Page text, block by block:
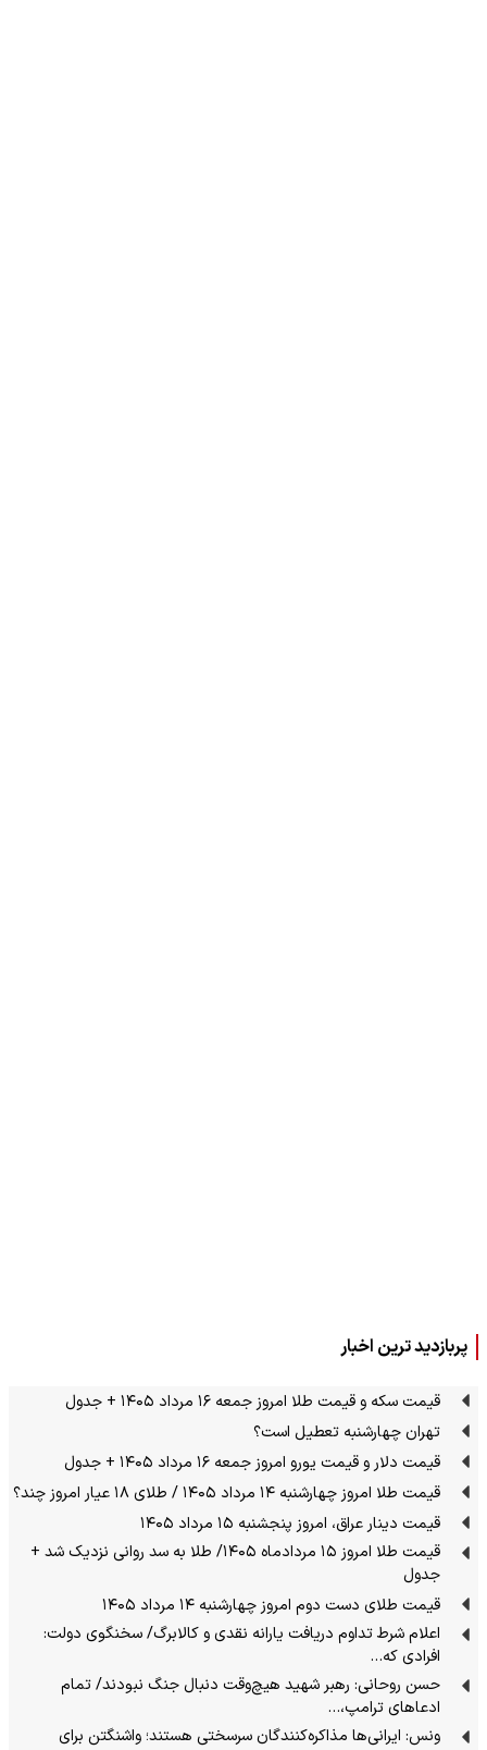
پربازدید ترین اخبار
قیمت سکه و قیمت طلا امروز جمعه ۱۶ مرداد ۱۴۰۵ + جدول
تهران چهارشنبه تعطیل است؟
قیمت دلار و قیمت یورو امروز جمعه ۱۶ مرداد ۱۴۰۵ + جدول
قیمت طلا امروز چهارشنبه ۱۴ مرداد ۱۴۰۵ / طلای ۱۸ عیار امروز چند؟
قیمت دینار عراق، امروز پنجشنبه ۱۵ مرداد ۱۴۰۵
قیمت طلا امروز ۱۵ مردادماه ۱۴۰۵/ طلا به سد روانی نزدیک شد +
جدول
قیمت طلای دست دوم امروز چهارشنبه ۱۴ مرداد ۱۴۰۵
اعلام شرط تداوم دریافت یارانه نقدی و کالابرگ/ سخنگوی دولت:
افرادی که…
حسن روحانی: رهبر شهید هیچ‌وقت دنبال جنگ نبودند/ تمام
ادعاهای ترامپ،…
ونس: ایرانی‌ها مذاکره‌کنندگان سرسختی هستند؛ واشنگتن برای